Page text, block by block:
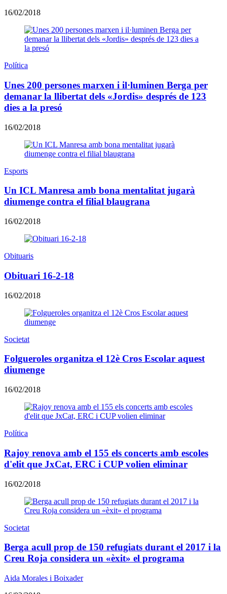
16/02/2018
Política
Unes 200 persones marxen i il·luminen Berga per
demanar la llibertat dels «Jordis» després de 123
dies a la presó
16/02/2018
Esports
Un ICL Manresa amb bona mentalitat jugarà
diumenge contra el filial blaugrana
16/02/2018
Obituaris
Obituari 16-2-18
16/02/2018
Societat
Folgueroles organitza el 12è Cros Escolar aquest
diumenge
16/02/2018
Política
Rajoy renova amb el 155 els concerts amb escoles
d'elit que JxCat, ERC i CUP volien eliminar
16/02/2018
Societat
Berga acull prop de 150 refugiats durant el 2017 i la
Creu Roja considera un «èxit» el programa
Aida Morales i Boixader